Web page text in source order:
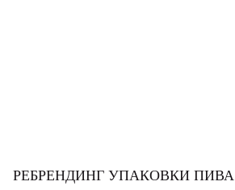
РЕБРЕНДИНГ УПАКОВКИ ПИВА